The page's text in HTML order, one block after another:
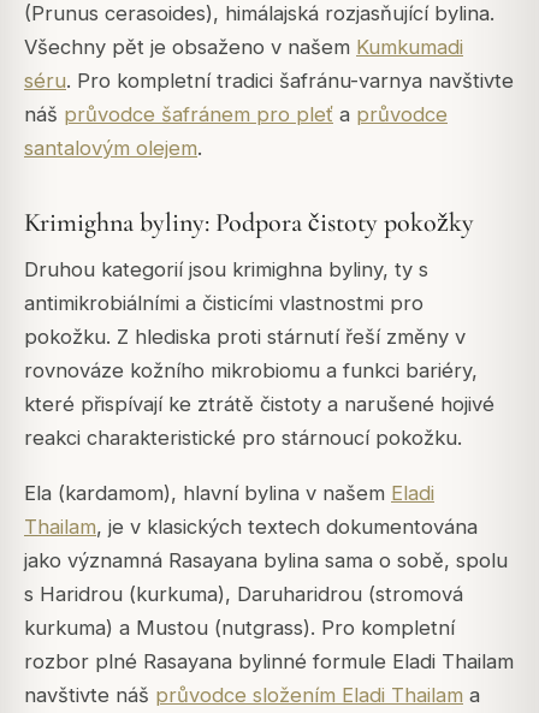
(Prunus cerasoides), himálajská rozjasňující bylina.
Všechny pět je obsaženo v našem Kumkumadi
séru. Pro kompletní tradici šafránu-varnya navštivte
náš průvodce šafránem pro pleť a průvodce
santalovým olejem.
Krimighna byliny: Podpora čistoty pokožky
Druhou kategorií jsou krimighna byliny, ty s
antimikrobiálními a čisticími vlastnostmi pro
pokožku. Z hlediska proti stárnutí řeší změny v
rovnováze kožního mikrobiomu a funkci bariéry,
které přispívají ke ztrátě čistoty a narušené hojivé
reakci charakteristické pro stárnoucí pokožku.
Ela (kardamom), hlavní bylina v našem Eladi
Thailam, je v klasických textech dokumentována
jako významná Rasayana bylina sama o sobě, spolu
s Haridrou (kurkuma), Daruharidrou (stromová
kurkuma) a Mustou (nutgrass). Pro kompletní
rozbor plné Rasayana bylinné formule Eladi Thailam
navštivte náš průvodce složením Eladi Thailam a